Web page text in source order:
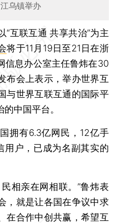
乌镇举办
联互通 共享共治”为主
将于11月19日至21日在浙
信息办公室主任鲁炜在30
布会上表示，举办世界互
与世界互联互通的国际平
中国平台。
有6.3亿网民，12亿手
用户，已成为名副其实的
相亲在网相联。”鲁炜表
，就是让各国在争议中求
在合作中创共赢，希望互